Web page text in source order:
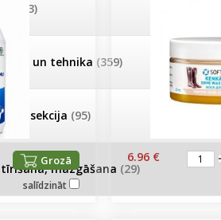
(173)
un tehnika (359)
(95)
mazgāšana (29)
Grozā
salīdzināt
6.96 €